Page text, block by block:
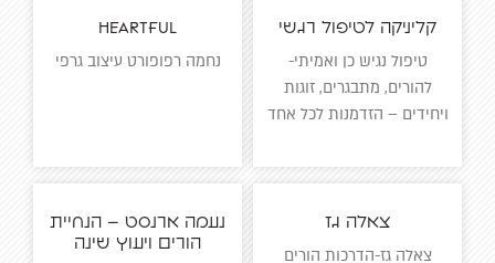
קליניקה לטיפול רגשי
טיפול נגיש כן ואמיתי-
להורים, מתבגרים, זוגות
ויחידים – הזדמנות לכל אחד
Heartful
נחמה רפופורט עיצוב גרפי
צאלה גז
צאלה גז-הדרכות הורים
נעמה ארנסט – הנחיית
הורים ויעוץ שינה